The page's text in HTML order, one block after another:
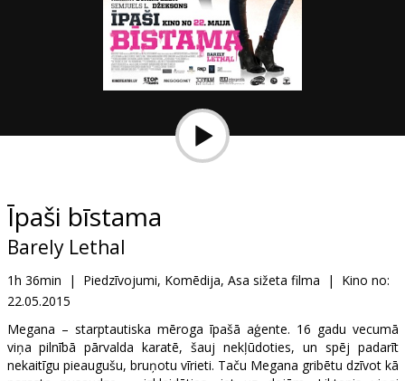
Pasākumi
B2B
Kino
Klubs
Īpaši bīstama
Barely Lethal
1h 36min | Piedzīvojumi, Komēdija, Asa sižeta filma |
Kino no:
22.05.2015
Megana – starptautiska mēroga īpašā aģente. 16 gadu vecumā
viņa pilnībā pārvalda karatē, šauj nekļūdoties, un spēj padarīt
nekaitīgu pieaugušu, bruņotu vīrieti. Taču Megana gribētu dzīvot kā